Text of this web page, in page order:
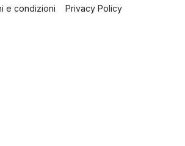
e condizioni
Privacy Policy